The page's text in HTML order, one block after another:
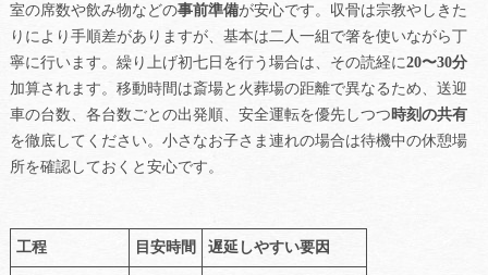
室の席数や飲み物などの事前準備が安心です。収骨は宗教やしきた
りにより手順差がありますが、基本は二人一組で箸を使いながら丁
寧に行います。繰り上げ初七日を行う場合は、その読経に20〜30分
加算されます。移動時間は斎場と火葬場の距離で異なるため、送迎
車の台数、各台数ごとの出発順、安全運転を優先しつつ時刻の共有
を徹底してください。小さなお子さま連れの場合は待機中の休憩場
所を確認しておくと安心です。
工程 目安時間 遅延しやすい要因